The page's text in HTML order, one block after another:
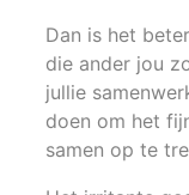
Dan is het
die ander jou
jullie
doen om het
samen op te